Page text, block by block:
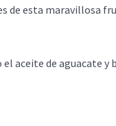
de esta maravillosa
aceite de aguacate y